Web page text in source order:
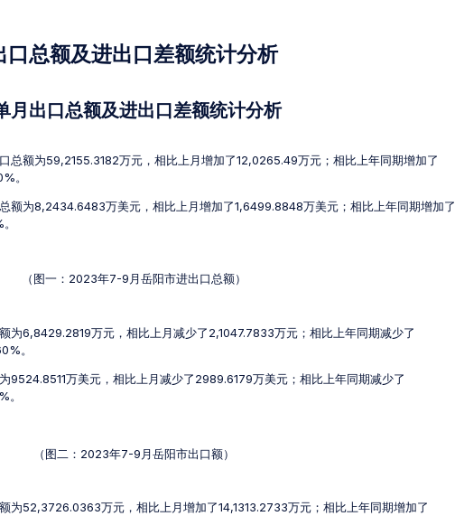
总额及进出口差额统计分析
出口总额及进出口差额统计分析
总额为59,2155.3182万元，相比上月增加了12,0265.49万元；相比上年同期增加了
。
额为8,2434.6483万美元，相比上月增加了1,6499.8848万美元；相比上年同期增加了
（图一：2023年7-9月岳阳市进出口总额）
为6,8429.2819万元，相比上月减少了2,1047.7833万元；相比上年同期减少了
。
9524.8511万美元，相比上月减少了2989.6179万美元；相比上年同期减少了
。
（图二：2023年7-9月岳阳市出口额）
为52,3726.0363万元，相比上月增加了14,1313.2733万元；相比上年同期增加了